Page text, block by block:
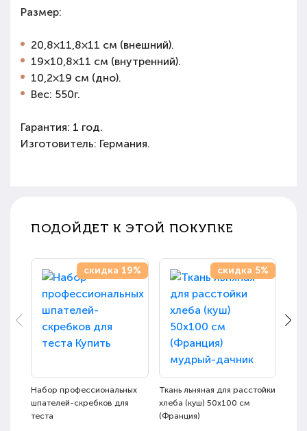
Размер:
20,8×11,8×11 см (внешний).
19×10,8×11 см (внутренний).
10,2×19 см (дно).
Вес: 550г.
Гарантия: 1 год.
Изготовитель: Германия.
ПОДОЙДЕТ К ЭТОЙ ПОКУПКЕ
скидка 19%
Набор профессиональных
шпателей-скребков для
теста
скидка 5%
Ткань льняная для расстойки
хлеба (куш) 50х100 см
(Франция)